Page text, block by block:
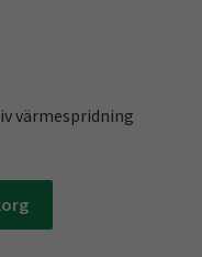
värmespridning